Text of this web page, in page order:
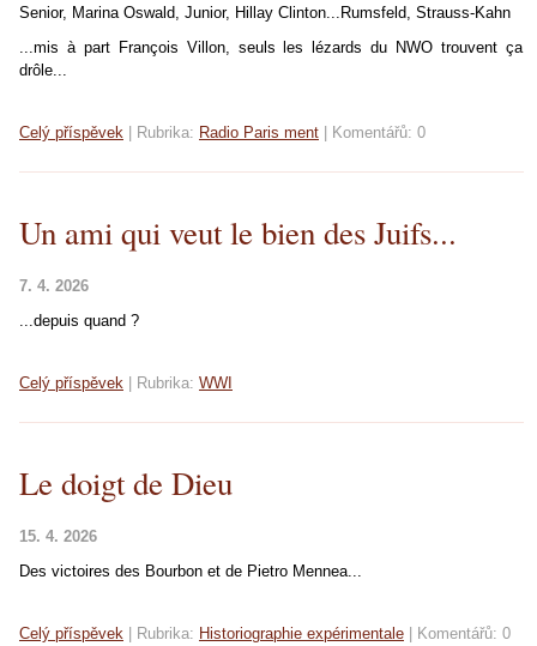
Senior, Marina Oswald, Junior, Hillay Clinton...Rumsfeld, Strauss-Kahn
...mis à part François Villon, seuls les lézards du NWO trouvent ça
drôle...
Celý příspěvek Rubrika: Radio Paris ment Komentářů: 0
Un ami qui veut le bien des Juifs...
7. 4. 2026
...depuis quand ?
Celý příspěvek Rubrika: WWI
Le doigt de Dieu
15. 4. 2026
Des victoires des Bourbon et de Pietro Mennea...
Celý příspěvek Rubrika: Historiographie expérimentale Komentářů: 0